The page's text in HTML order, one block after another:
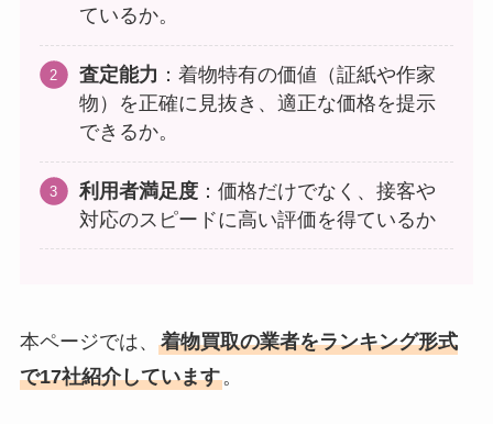
ているか。
査定能力 ：着物特有の価値（証紙や作家
物）を正確に見抜き、適正な価格を提示
できるか。
利用者満足度：価格だけでなく、接客や
対応のスピードに高い評価を得ているか
本ページでは、 着物買取の業者をランキング形式
で17社紹介しています。